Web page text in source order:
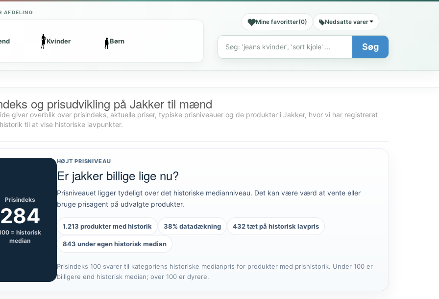
AFDELING
Kvinder Børn
Mine favoritter(0) Nedsatte varer
Søg
Søg
og prisudvikling på Jakker til mænd
giver overblik over prisindeks, aktuelle priser, typiske prisniveauer og de produkter i Jakker, hvor vi har registreret
til at vise historiske lavpunkter.
Prisindeks
284
= historisk
median
HØJT PRISNIVEAU
Er jakker billige lige nu?
Prisniveauet ligger tydeligt over det historiske medianniveau. Det kan være værd at vente eller
bruge prisagent på udvalgte produkter.
1.213 produkter med historik 38% datadækning 432 tæt på historisk lavpris
843 under egen historisk median
Prisindeks 100 svarer til kategoriens historiske medianpris for produkter med prishistorik. Under 100 er
billigere end historisk median; over 100 er dyrere.